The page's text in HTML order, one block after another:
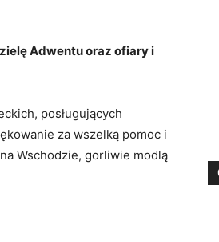
Adwentu oraz ofiary i
posługujących
za wszelką pomoc i
Wschodzie, gorliwie modlą